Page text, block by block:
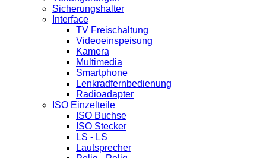
Sicherungshalter
Interface
TV Freischaltung
Videoeinspeisung
Kamera
Multimedia
Smartphone
Lenkradfernbedienung
Radioadapter
ISO Einzelteile
ISO Buchse
ISO Stecker
LS - LS
Lautsprecher